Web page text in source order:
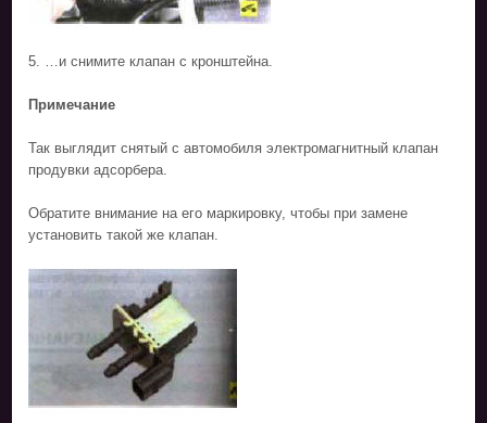
5. …и снимите клапан с кронштейна.
Примечание
Так выглядит снятый с автомобиля электромагнитный клапан
продувки адсорбера.
Обратите внимание на его маркировку, чтобы при замене
установить такой же клапан.